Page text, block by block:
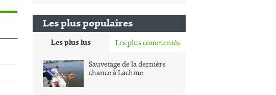
Les plus populaires
Les plus lus Les plus commentés
Sauvetage de la dernière
chance à Lachine